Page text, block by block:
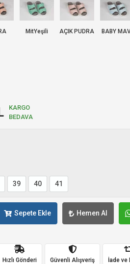
MitYeşili AÇIK PUDRA BABY
KARGO
BEDAVA
39 40 41
Sepete Ekle Hemen Al
Hızlı Gönderi Güvenli Alışveriş İade ve